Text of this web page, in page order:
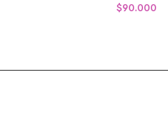
$90.000